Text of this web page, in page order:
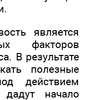
является
факторов
В результате
полезные
действием
дадут начало